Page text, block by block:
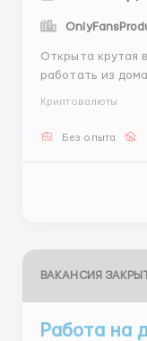
Открыта крутая
работать из
коммуникации
переписку,
бюджет и время.
Криптовалюты
Без опыта
ВАКАНСИЯ
Работа на